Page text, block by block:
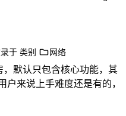
于 类别 网络
默认只包含核心功能，其
来说上手难度还是有的，